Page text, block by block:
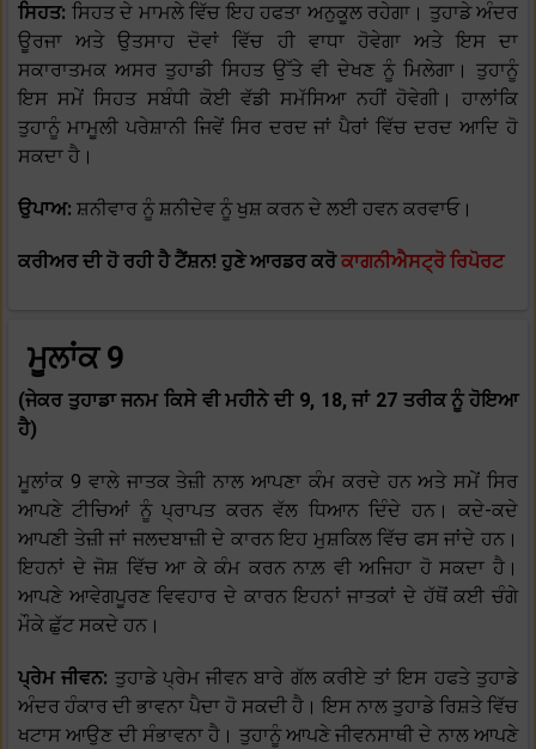
ਸਿਹਤ: ਸਿਹਤ ਦੇ ਮਾਮਲੇ ਵਿੱਚ ਇਹ ਹਫਤਾ ਅਨੁਕੂਲ ਰਹੇਗਾ। ਤੁਹਾਡੇ ਅੰਦਰ
ਊਰਜਾ ਅਤੇ ਉਤਸਾਹ ਦੋਵਾਂ ਵਿੱਚ ਹੀ ਵਾਧਾ ਹੋਵੇਗਾ ਅਤੇ ਇਸ ਦਾ
ਸਕਾਰਾਤਮਕ ਅਸਰ ਤੁਹਾਡੀ ਸਿਹਤ ਉੱਤੇ ਵੀ ਦੇਖਣ ਨੂੰ ਮਿਲੇਗਾ। ਤੁਹਾਨੂੰ
ਇਸ ਸਮੇਂ ਸਿਹਤ ਸਬੰਧੀ ਕੋਈ ਵੱਡੀ ਸਮੱਸਿਆ ਨਹੀਂ ਹੋਵੇਗੀ। ਹਾਲਾਂਕਿ
ਤੁਹਾਨੂੰ ਮਾਮੂਲੀ ਪਰੇਸ਼ਾਨੀ ਜਿਵੇਂ ਸਿਰ ਦਰਦ ਜਾਂ ਪੈਰਾਂ ਵਿੱਚ ਦਰਦ ਆਦਿ ਹੋ
ਸਕਦਾ ਹੈ।
ਉਪਾਅ: ਸ਼ਨੀਵਾਰ ਨੂੰ ਸ਼ਨੀਦੇਵ ਨੂੰ ਖੁਸ਼ ਕਰਨ ਦੇ ਲਈ ਹਵਨ ਕਰਵਾਓ।
ਕਰੀਅਰ ਦੀ ਹੋ ਰਹੀ ਹੈ ਟੈਂਸ਼ਨ! ਹੁਣੇ ਆਰਡਰ ਕਰੋਕਾਗਨੀਐਸਟ੍ਰੋ ਰਿਪੋਰਟ
ਮੂਲਾਂਕ 9
(ਜੇਕਰ ਤੁਹਾਡਾ ਜਨਮ ਕਿਸੇ ਵੀ ਮਹੀਨੇ ਦੀ 9, 18, ਜਾਂ 27 ਤਰੀਕ ਨੂੰ ਹੋਇਆ
ਹੈ)
ਮੂਲਾਂਕ 9 ਵਾਲੇ ਜਾਤਕ ਤੇਜ਼ੀ ਨਾਲ ਆਪਣਾ ਕੰਮ ਕਰਦੇ ਹਨ ਅਤੇ ਸਮੇਂ ਸਿਰ
ਆਪਣੇ ਟੀਚਿਆਂ ਨੂੰ ਪ੍ਰਾਪਤ ਕਰਨ ਵੱਲ ਧਿਆਨ ਦਿੰਦੇ ਹਨ। ਕਦੇ-ਕਦੇ
ਆਪਣੀ ਤੇਜ਼ੀ ਜਾਂ ਜਲਦਬਾਜ਼ੀ ਦੇ ਕਾਰਨ ਇਹ ਮੁਸ਼ਕਿਲ ਵਿੱਚ ਫਸ ਜਾਂਦੇ ਹਨ।
ਇਹਨਾਂ ਦੇ ਜੋਸ਼ ਵਿੱਚ ਆ ਕੇ ਕੰਮ ਕਰਨ ਨਾਲ਼ ਵੀ ਅਜਿਹਾ ਹੋ ਸਕਦਾ ਹੈ।
ਆਪਣੇ ਆਵੇਗਪੂਰਣ ਵਿਵਹਾਰ ਦੇ ਕਾਰਨ ਇਹਨਾਂ ਜਾਤਕਾਂ ਦੇ ਹੱਥੋਂ ਕਈ ਚੰਗੇ
ਮੌਕੇ ਛੁੱਟ ਸਕਦੇ ਹਨ।
ਪ੍ਰੇਮ ਜੀਵਨ: ਤੁਹਾਡੇ ਪ੍ਰੇਮ ਜੀਵਨ ਬਾਰੇ ਗੱਲ ਕਰੀਏ ਤਾਂ ਇਸ ਹਫਤੇ ਤੁਹਾਡੇ
ਅੰਦਰ ਹੰਕਾਰ ਦੀ ਭਾਵਨਾ ਪੈਦਾ ਹੋ ਸਕਦੀ ਹੈ। ਇਸ ਨਾਲ ਤੁਹਾਡੇ ਰਿਸ਼ਤੇ ਵਿੱਚ
ਖਟਾਸ ਆਉਣ ਦੀ ਸੰਭਾਵਨਾ ਹੈ। ਤੁਹਾਨੂੰ ਆਪਣੇ ਜੀਵਨਸਾਥੀ ਦੇ ਨਾਲ ਆਪਣੇ